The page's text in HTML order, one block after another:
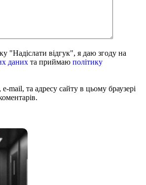
"Надіслати відгук", я даю згоду на
даних та приймаю політику
mail, та адресу сайту в цьому браузері